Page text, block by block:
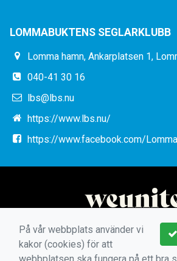
LOMMABUKTENS SEGLARKLUBB
Lomma hamn, Ankarplatsen 1,
040-41 30 16
lbs@lbs.nu
https://www.lbs.nu/
https://www.facebook.com/
På vår webbplats använder vi
kakor (cookies) för att